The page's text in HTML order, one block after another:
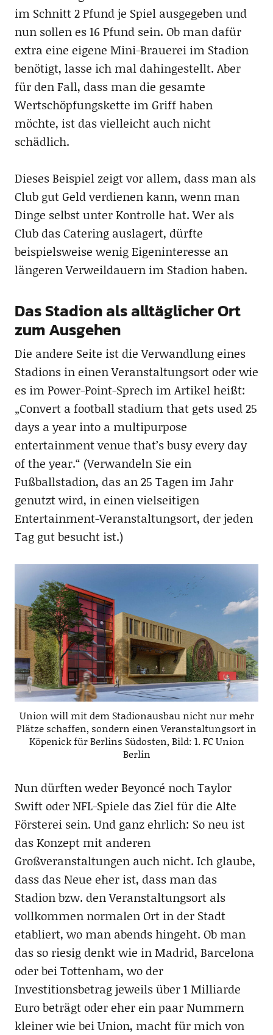
im Schnitt 2 Pfund je Spiel ausgegeben und
nun sollen es 16 Pfund sein. Ob man dafür
extra eine eigene Mini-Brauerei im Stadion
benötigt, lasse ich mal dahingestellt. Aber
für den Fall, dass man die gesamte
Wertschöpfungskette im Griff haben
möchte, ist das vielleicht auch nicht
schädlich.
Dieses Beispiel zeigt vor allem, dass man als
Club gut Geld verdienen kann, wenn man
Dinge selbst unter Kontrolle hat. Wer als
Club das Catering auslagert, dürfte
beispielsweise wenig Eigeninteresse an
längeren Verweildauern im Stadion haben.
Das Stadion als alltäglicher Ort
zum Ausgehen
Die andere Seite ist die Verwandlung eines
Stadions in einen Veranstaltungsort oder wie
es im Power-Point-Sprech im Artikel heißt:
„Convert a football stadium that gets used 25
days a year into a multipurpose
entertainment venue that’s busy every day
of the year.“ (Verwandeln Sie ein
Fußballstadion, das an 25 Tagen im Jahr
genutzt wird, in einen vielseitigen
Entertainment-Veranstaltungsort, der jeden
Tag gut besucht ist.)
Union will mit dem Stadionausbau nicht nur mehr
Plätze schaffen, sondern einen Veranstaltungsort in
Köpenick für Berlins Südosten, Bild: 1. FC Union
Berlin
Nun dürften weder Beyoncé noch Taylor
Swift oder NFL-Spiele das Ziel für die Alte
Försterei sein. Und ganz ehrlich: So neu ist
das Konzept mit anderen
Großveranstaltungen auch nicht. Ich glaube,
dass das Neue eher ist, dass man das
Stadion bzw. den Veranstaltungsort als
vollkommen normalen Ort in der Stadt
etabliert, wo man abends hingeht. Ob man
das so riesig denkt wie in Madrid, Barcelona
oder bei Tottenham, wo der
Investitionsbetrag jeweils über 1 Milliarde
Euro beträgt oder eher ein paar Nummern
kleiner wie bei Union, macht für mich von